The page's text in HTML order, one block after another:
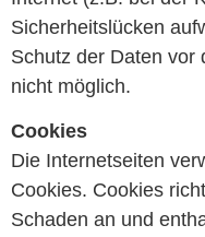
Sicherheitslücken
Schutz der Daten vor
nicht möglich.
Cookies
Die Internetseiten
Cookies. Cookies
Schaden an und